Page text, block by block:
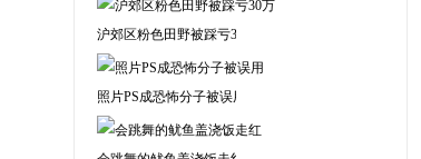
沪郊区粉色田野被踩亏30万
照片PS成恐怖分子被误用